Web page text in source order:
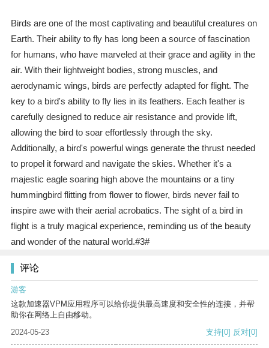
Birds are one of the most captivating and beautiful creatures on
Earth. Their ability to fly has long been a source of fascination
for humans, who have marveled at their grace and agility in the
air. With their lightweight bodies, strong muscles, and
aerodynamic wings, birds are perfectly adapted for flight. The
key to a bird's ability to fly lies in its feathers. Each feather is
carefully designed to reduce air resistance and provide lift,
allowing the bird to soar effortlessly through the sky.
Additionally, a bird's powerful wings generate the thrust needed
to propel it forward and navigate the skies. Whether it's a
majestic eagle soaring high above the mountains or a tiny
hummingbird flitting from flower to flower, birds never fail to
inspire awe with their aerial acrobatics. The sight of a bird in
flight is a truly magical experience, reminding us of the beauty
and wonder of the natural world.#3#
评论
游客
这款加速器VPM应用程序可以给你提供最高速度和安全性的连接，并帮
助你在网络上自由移动。
2024-05-23
支持[0] 反对[0]